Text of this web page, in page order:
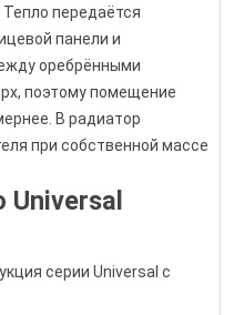
передаётся
панели и
оребрёнными
поэтому помещение
В радиатор
при собственной массе
серии Universal с